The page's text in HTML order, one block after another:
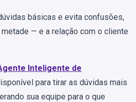
básicas e evita confusões,
— e a relação com o cliente
Inteligente de
para tirar as dúvidas mais
sua equipe para o que